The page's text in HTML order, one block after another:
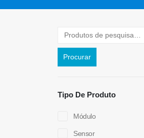
Procurar
Tipo De Produto
Módulo
Sensor